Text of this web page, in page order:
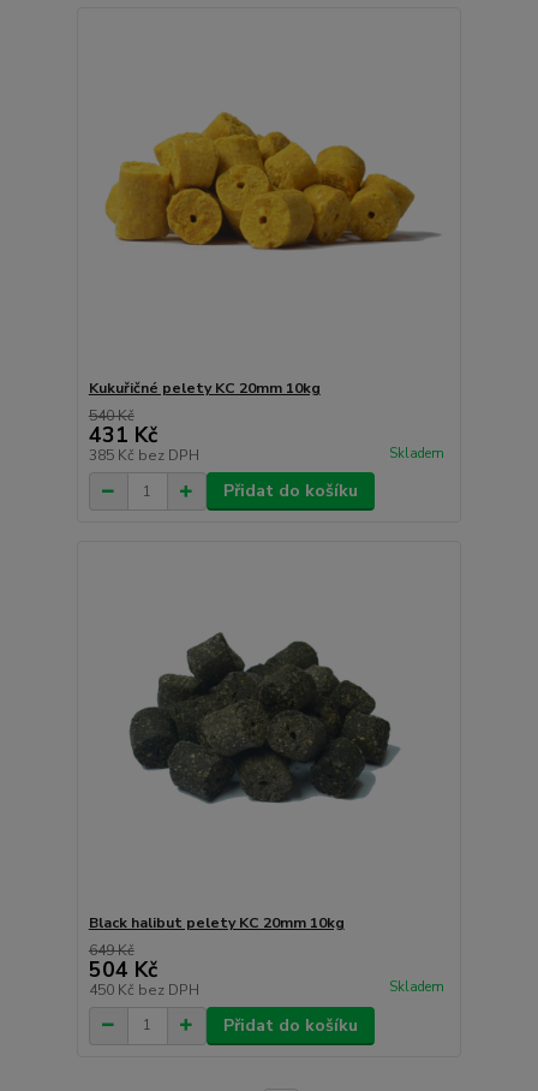
Kukuřičné pelety KC 20mm 10kg
540 Kč
431 Kč
385 Kč bez DPH Skladem
Přidat do košíku
Black halibut pelety KC 20mm 10kg
649 Kč
504 Kč
450 Kč bez DPH Skladem
Přidat do košíku